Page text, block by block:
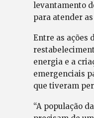
levantamento
para atender
Entre as ações
energia e a
emergenciais
que tiveram
“A população